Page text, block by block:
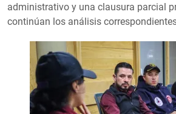
administrativo y una clausura parcial
continúan los análisis